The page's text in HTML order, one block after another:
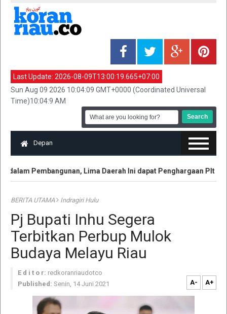
Last Update: 2026-08-09T13:00:19.665+07:00
Sun Aug 09 2026 10:04:09 GMT+0000 (Coordinated Universal
Time)10:04:9 AM
Depan
Pembangunan, Lima Daerah Ini dapat Penghargaan Plt
BERITA UTAMA Indragiri Hulu
Pj Bupati Inhu Segera
Terbitkan Perbup Mulok
Budaya Melayu Riau
E d i t o r: redkoranriaudotco
Published: Senin, 14 Juni 2021 A- A+